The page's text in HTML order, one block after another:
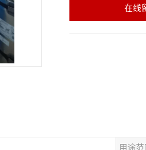
在线
用途范